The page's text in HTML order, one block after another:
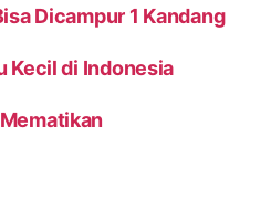
Dicampur 1 Kandang
Kecil di Indonesia